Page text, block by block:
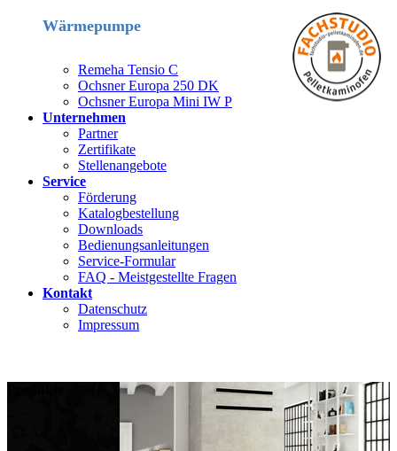
Wärmepumpe
Remeha Tensio C
Ochsner Europa 250 DK
Ochsner Europa Mini IW P
Unternehmen
Partner
Zertifikate
Stellenangebote
Service
Förderung
Katalogbestellung
Downloads
Bedienungsanleitungen
Service-Formular
FAQ - Meistgestellte Fragen
Kontakt
Datenschutz
Impressum